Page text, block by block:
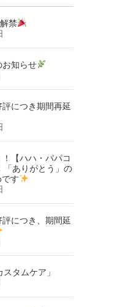
禁
知らせ
評につき期間再延
【ハハ・パパコ
「ありがとう」の
す
評につき、期間延
スタムケア」